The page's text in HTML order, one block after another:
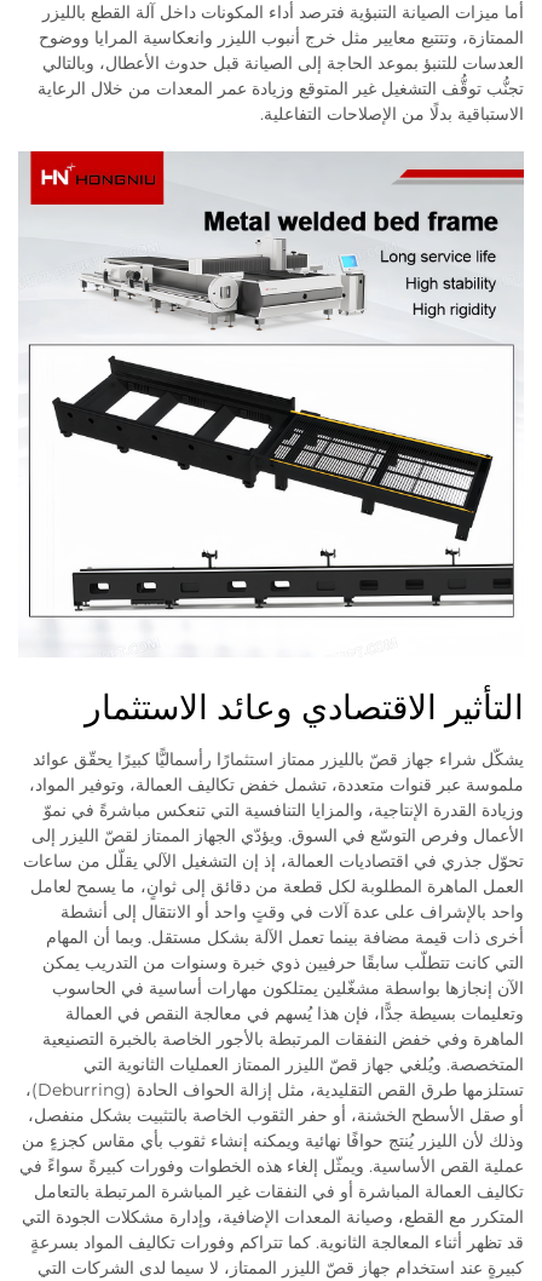
أما ميزات الصيانة التنبؤية فترصد أداء المكونات داخل آلة القطع بالليزر
الممتازة، وتتتبع معايير مثل خرج أنبوب الليزر وانعكاسية المرايا ووضوح
العدسات للتنبؤ بموعد الحاجة إلى الصيانة قبل حدوث الأعطال، وبالتالي
تجنُّب توقُّف التشغيل غير المتوقع وزيادة عمر المعدات من خلال الرعاية
الاستباقية بدلًا من الإصلاحات التفاعلية.
التأثير الاقتصادي وعائد الاستثمار
يشكّل شراء جهاز قصّ بالليزر ممتاز استثمارًا رأسماليًّا كبيرًا يحقّق عوائد
ملموسة عبر قنوات متعددة، تشمل خفض تكاليف العمالة، وتوفير المواد،
وزيادة القدرة الإنتاجية، والمزايا التنافسية التي تنعكس مباشرةً في نموّ
الأعمال وفرص التوسّع في السوق. ويؤدّي الجهاز الممتاز لقصّ الليزر إلى
تحوّل جذري في اقتصاديات العمالة، إذ إن التشغيل الآلي يقلّل من ساعات
العمل الماهرة المطلوبة لكل قطعة من دقائق إلى ثوانٍ، ما يسمح لعامل
واحد بالإشراف على عدة آلات في وقتٍ واحد أو الانتقال إلى أنشطة
أخرى ذات قيمة مضافة بينما تعمل الآلة بشكل مستقل. وبما أن المهام
التي كانت تتطلّب سابقًا حرفيين ذوي خبرة وسنوات من التدريب يمكن
الآن إنجازها بواسطة مشغّلين يمتلكون مهارات أساسية في الحاسوب
وتعليمات بسيطة جدًّا، فإن هذا يُسهم في معالجة النقص في العمالة
الماهرة وفي خفض النفقات المرتبطة بالأجور الخاصة بالخبرة التصنيعية
المتخصصة. ويُلغي جهاز قصّ الليزر الممتاز العمليات الثانوية التي
تستلزمها طرق القص التقليدية، مثل إزالة الحواف الحادة (Deburring)،
أو صقل الأسطح الخشنة، أو حفر الثقوب الخاصة بالتثبيت بشكل منفصل،
وذلك لأن الليزر يُنتج حوافًا نهائية ويمكنه إنشاء ثقوب بأي مقاس كجزءٍ من
عملية القص الأساسية. ويمثّل إلغاء هذه الخطوات وفورات كبيرةً سواءً في
تكاليف العمالة المباشرة أو في النفقات غير المباشرة المرتبطة بالتعامل
المتكرر مع القطع، وصيانة المعدات الإضافية، وإدارة مشكلات الجودة التي
قد تظهر أثناء المعالجة الثانوية. كما تتراكم وفورات تكاليف المواد بسرعةٍ
كبيرةٍ عند استخدام جهاز قصّ الليزر الممتاز، لا سيما لدى الشركات التي